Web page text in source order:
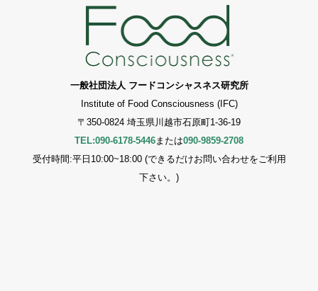
一般社団法人 フードコンシャスネス研究所
Institute of Food Consciousness (IFC)
〒350-0824 埼玉県川越市石原町1-36-19
TEL:090-6178-5446 または090-9859-2708
受付時間:平日10:00~18:00 (できるだけお問い合わせをご利用
下さい。)